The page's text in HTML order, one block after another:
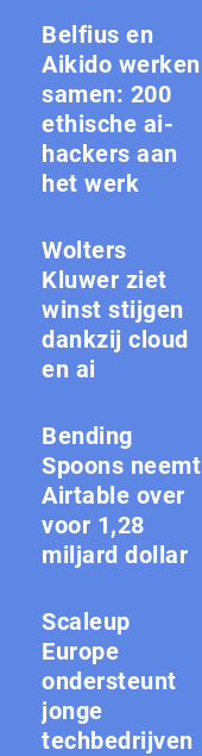
Belfius en
Aikido werken
samen: 200
ethische ai-
hackers aan
het werk
Wolters
Kluwer ziet
winst stijgen
dankzij cloud
en ai
Bending
Spoons neemt
Airtable over
voor 1,28
miljard dollar
Scaleup
Europe
ondersteunt
jonge
techbedrijven